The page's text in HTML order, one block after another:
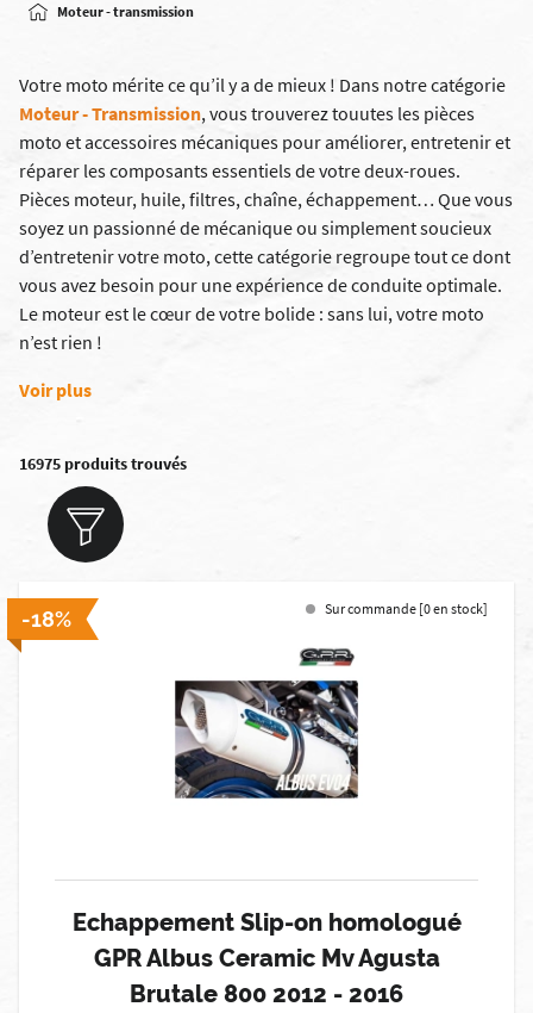
Moteur - transmission
Votre moto mérite ce qu’il y a de mieux ! Dans notre catégorie
Moteur - Transmission, vous trouverez touutes les pièces
moto et accessoires mécaniques pour améliorer, entretenir et
réparer les composants essentiels de votre deux-roues.
Pièces moteur, huile,filtres,chaîne,échappement… Que vous
soyez un passionné de mécanique ou simplement soucieux
d’entretenir votre moto, cette catégorie regroupe tout ce dont
vous avez besoin pour une expérience de conduite optimale.
Le moteur est le cœur de votre bolide : sans lui, votre moto
n’est rien !
Voir plus
16975 produits trouvés
-18% Sur commande [0 en stock]
Echappement Slip-on homologué
GPR Albus Ceramic Mv Agusta
Brutale 800 2012 - 2016